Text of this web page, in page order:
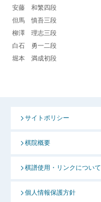
安藤 和繁四段
但馬 慎吾三段
柳澤 理志三段
白石 勇一二段
堀本 満成初段
サイトポリシー
棋院概要
棋譜使用・リンクについて
個人情報保護方針